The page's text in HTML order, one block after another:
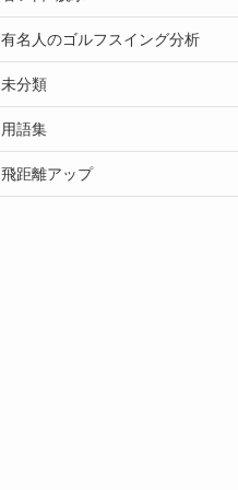
有名人のゴルフスイング分析
未分類
用語集
飛距離アップ